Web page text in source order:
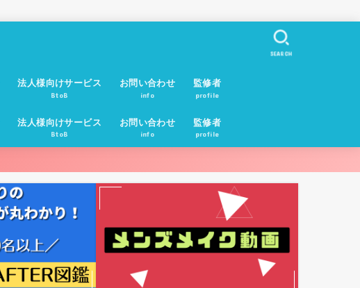
法人様向けサービス
BtoB
お問い合わせ
info
監修者
profile
法人様向けサービス
BtoB
お問い合わせ
info
監修者
profile
SEARCH